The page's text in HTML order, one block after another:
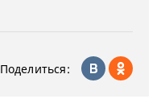
Поделиться: